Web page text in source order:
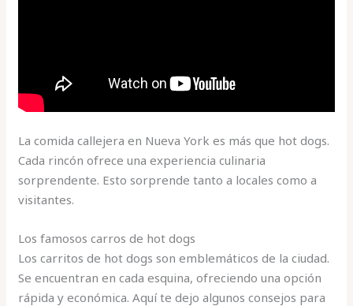
La comida callejera en Nueva York es más que hot dogs.
Cada rincón ofrece una experiencia culinaria
sorprendente. Esto sorprende tanto a locales como a
visitantes.
Los famosos carros de hot dogs
Los carritos de hot dogs son emblemáticos de la ciudad.
Se encuentran en cada esquina, ofreciendo una opción
rápida y económica. Aquí te dejo algunos consejos para